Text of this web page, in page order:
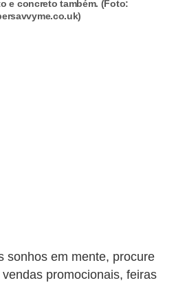
e concreto também. (Foto:
sonhos em mente, procure
promocionais, feiras